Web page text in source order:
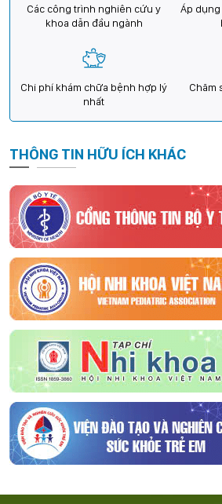
Các công trình nghiên cứu y
khoa dẫn đầu ngành
Áp dụng
Chi phí khám chữa bệnh hợp lý
nhất
Chăm
THÔNG TIN HỮU ÍCH KHÁC